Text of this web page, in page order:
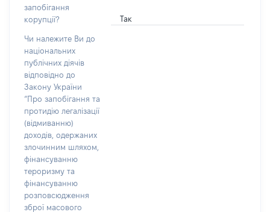
запобігання
корупції?
Так
Чи належите Ви до
національних
публічних діячів
відповідно до
Закону України
“Про запобігання та
протидію легалізації
(відмиванню)
доходів, одержаних
злочинним шляхом,
фінансуванню
тероризму та
фінансуванню
розповсюдження
зброї масового